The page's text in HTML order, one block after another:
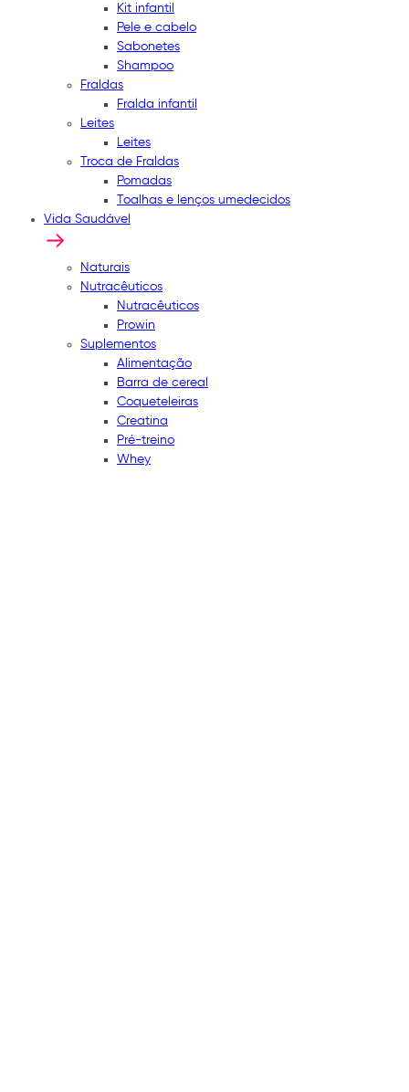
Kit infantil
Pele e cabelo
Sabonetes
Shampoo
Fraldas
Fralda infantil
Leites
Leites
Troca de Fraldas
Pomadas
Toalhas e lenços umedecidos
Vida Saudável
Naturais
Nutracêuticos
Nutracêuticos
Prowin
Suplementos
Alimentação
Barra de cereal
Coqueteleiras
Creatina
Pré-treino
Whey